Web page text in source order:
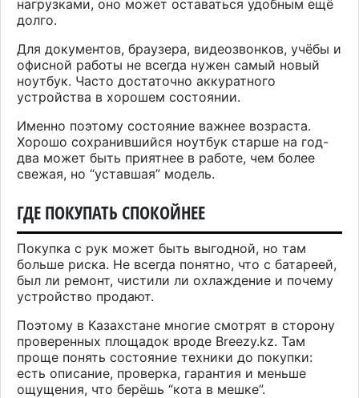
нагрузками, оно может оставаться удобным ещё
долго.
Для документов, браузера, видеозвонков, учёбы и
офисной работы не всегда нужен самый новый
ноутбук. Часто достаточно аккуратного
устройства в хорошем состоянии.
Именно поэтому состояние важнее возраста.
Хорошо сохранившийся ноутбук старше на год-
два может быть приятнее в работе, чем более
свежая, но “уставшая” модель.
ГДЕ ПОКУПАТЬ СПОКОЙНЕЕ
Покупка с рук может быть выгодной, но там
больше риска. Не всегда понятно, что с батареей,
был ли ремонт, чистили ли охлаждение и почему
устройство продают.
Поэтому в Казахстане многие смотрят в сторону
проверенных площадок вроде Breezy.kz. Там
проще понять состояние техники до покупки:
есть описание, проверка, гарантия и меньше
ощущения, что берёшь “кота в мешке”.